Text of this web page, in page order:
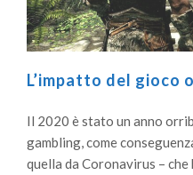
L’impatto del gioco
Il 2020 è stato un anno
gambling, come
quella da Coronavirus –